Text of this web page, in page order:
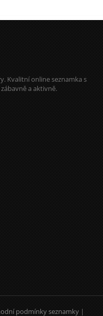
Kvalitní online seznamka s
a aktivně.
podmínky seznamky |